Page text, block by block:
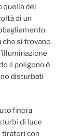
quella del
di un
che si trovano
il poligono è
disturbati
finora
di luce
tiratori con